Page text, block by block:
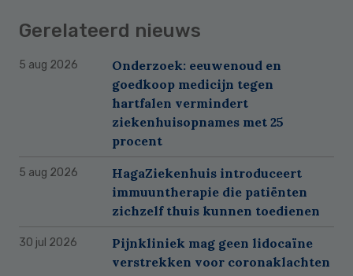
Gerelateerd nieuws
5 aug 2026
Onderzoek: eeuwenoud en
goedkoop medicijn tegen
hartfalen vermindert
ziekenhuisopnames met 25
procent
5 aug 2026
HagaZiekenhuis introduceert
immuuntherapie die patiënten
zichzelf thuis kunnen toedienen
30 jul 2026
Pijnkliniek mag geen lidocaïne
verstrekken voor coronaklachten